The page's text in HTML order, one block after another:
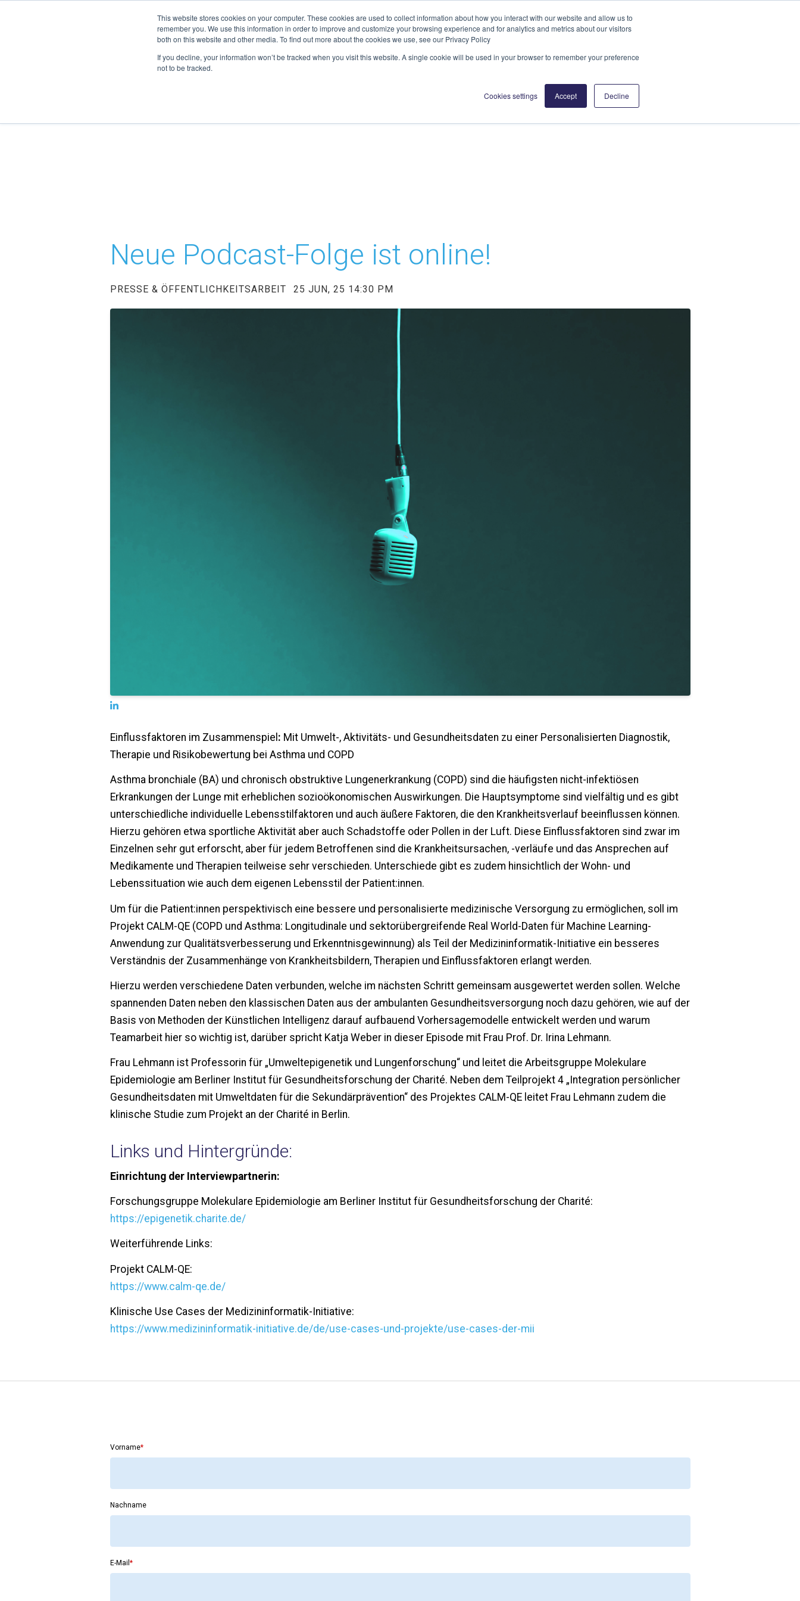
This website stores cookies on your computer. These cookies are used to collect information about how you interact with our website and allow us to
remember you. We use this information in order to improve and customize your browsing experience and for analytics and metrics about our visitors
both on this website and other media. To find out more about the cookies we use, see our Privacy Policy
If you decline, your information won’t be tracked when you visit this website. A single cookie will be used in your browser to remember your preference
not to be tracked.
Cookies settings Accept Decline
Über uns Aktivitäten Insights Partner
Neue Podcast-Folge ist online!
PRESSE & ÖFFENTLICHKEITSARBEIT 25 JUN, 25 14:30 PM
Einflussfaktoren im Zusammenspiel : Mit Umwelt-, Aktivitäts- und Gesundheitsdaten zu einer Personalisierten Diagnostik,
Therapie und Risikobewertung bei Asthma und COPD
Asthma bronchiale (BA) und chronisch obstruktive Lungenerkrankung (COPD) sind die häufigsten nicht-infektiösen
Erkrankungen der Lunge mit erheblichen sozioökonomischen Auswirkungen. Die Hauptsymptome sind vielfältig und es gibt
unterschiedliche individuelle Lebensstilfaktoren und auch äußere Faktoren, die den Krankheitsverlauf beeinflussen können.
Hierzu gehören etwa sportliche Aktivität aber auch Schadstoffe oder Pollen in der Luft. Diese Einflussfaktoren sind zwar im
Einzelnen sehr gut erforscht, aber für jedem Betroffenen sind die Krankheitsursachen, -verläufe und das Ansprechen auf
Medikamente und Therapien teilweise sehr verschieden. Unterschiede gibt es zudem hinsichtlich der Wohn- und
Lebenssituation wie auch dem eigenen Lebensstil der Patient:innen.
Um für die Patient:innen perspektivisch eine bessere und personalisierte medizinische Versorgung zu ermöglichen, soll im
Projekt CALM-QE (COPD und Asthma: Longitudinale und sektorübergreifende Real World-Daten für Machine Learning-
Anwendung zur Qualitätsverbesserung und Erkenntnisgewinnung) als Teil der Medizininformatik-Initiative ein besseres
Verständnis der Zusammenhänge von Krankheitsbildern, Therapien und Einflussfaktoren erlangt werden.
Hierzu werden verschiedene Daten verbunden, welche im nächsten Schritt gemeinsam ausgewertet werden sollen. Welche
spannenden Daten neben den klassischen Daten aus der ambulanten Gesundheitsversorgung noch dazu gehören, wie auf der
Basis von Methoden der Künstlichen Intelligenz darauf aufbauend Vorhersagemodelle entwickelt werden und warum
Teamarbeit hier so wichtig ist, darüber spricht Katja Weber in dieser Episode mit Frau Prof. Dr. Irina Lehmann.
Frau Lehmann ist Professorin für „Umweltepigenetik und Lungenforschung“ und leitet die Arbeitsgruppe Molekulare
Epidemiologie am Berliner Institut für Gesundheitsforschung der Charité. Neben dem Teilprojekt 4 „Integration persönlicher
Gesundheitsdaten mit Umweltdaten für die Sekundärprävention“ des Projektes CALM-QE leitet Frau Lehmann zudem die
klinische Studie zum Projekt an der Charité in Berlin.
Links und Hintergründe:
Einrichtung der Interviewpartnerin:
Forschungsgruppe Molekulare Epidemiologie am Berliner Institut für Gesundheitsforschung der Charité:
https://epigenetik.charite.de/
Weiterführende Links:
Projekt CALM-QE:
https://www.calm-qe.de/
Klinische Use Cases der Medizininformatik-Initiative:
https://www.medizininformatik-initiative.de/de/use-cases-und-projekte/use-cases-der-mii
Vorname*
Nachname
E-Mail *